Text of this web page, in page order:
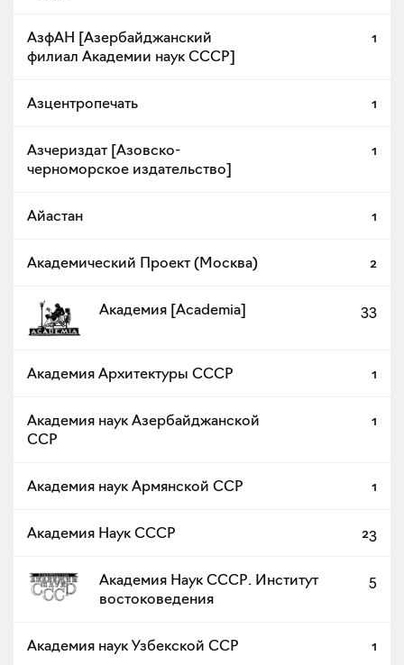
АзфАН [Азербайджанский
филиал Академии наук СССР]
1
Азцентропечать 1
Азчериздат [Азовско-
черноморское издательство]
1
Айастан 1
Академический Проект (Москва) 2
Академия [Academia] 33
Академия Архитектуры СССР 1
Академия наук Азербайджанской
ССР
1
Академия наук Армянской ССР 1
Академия Наук СССР 23
Академия Наук СССР. Институт
востоковедения
5
Академия наук Узбекской ССР 1